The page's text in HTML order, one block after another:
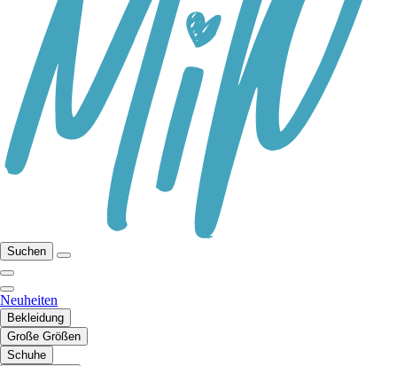
Suchen
Neuheiten
Bekleidung
Große Größen
Schuhe